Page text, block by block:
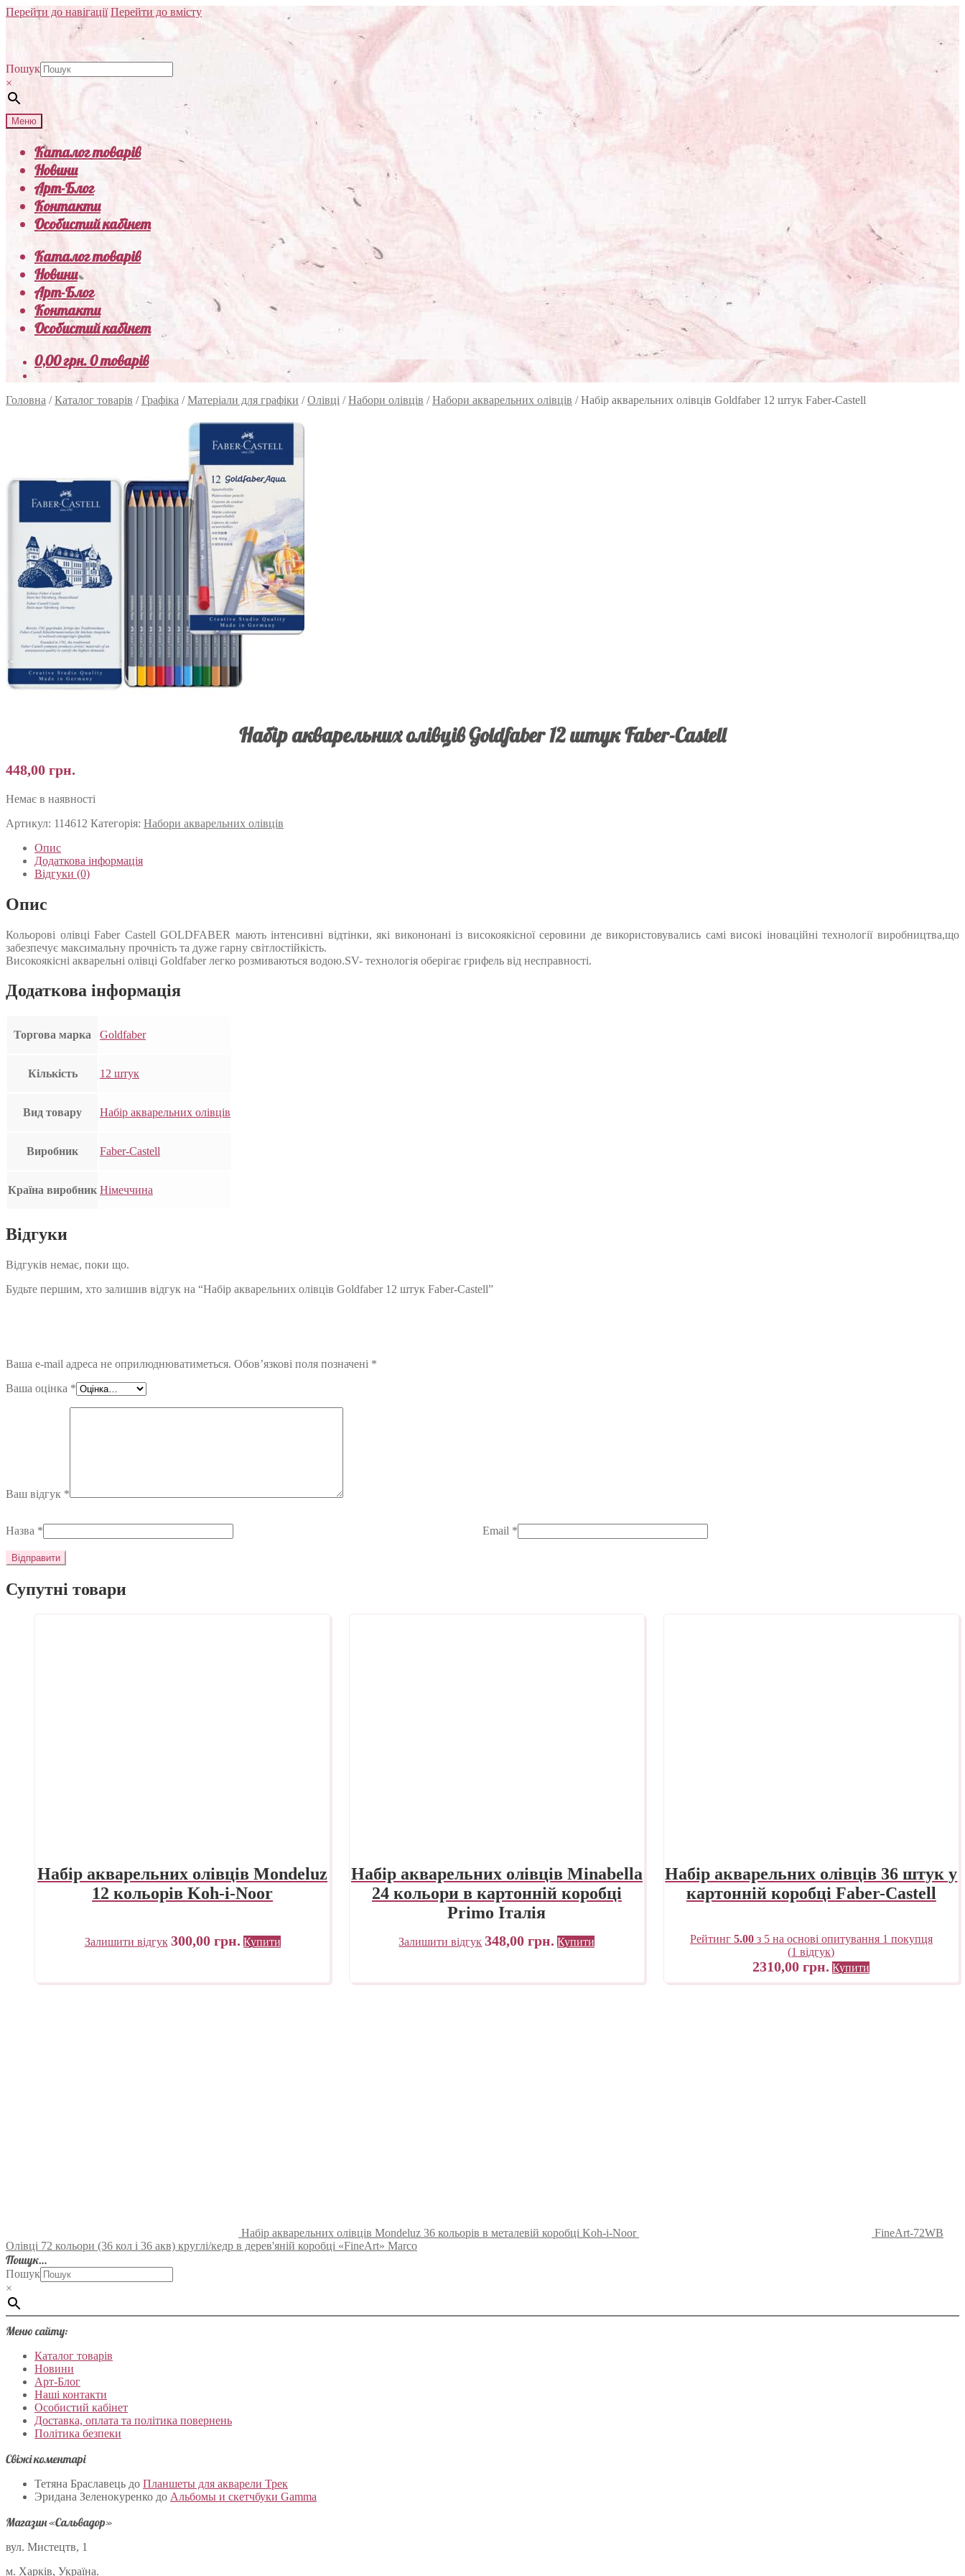
Перейти до навігації Перейти до вмісту
Пошук
×
Меню
Каталог товарів
Новини
Арт-Блог
Контакти
Особистий кабінет
Каталог товарів
Новини
Арт-Блог
Контакти
Особистий кабінет
0,00грн.0 товарів
Головна /Каталог товарів /Графіка /Матеріали для графіки /Олівці /Набори олівців /Набори акварельних олівців /Набір акварельних олівців Goldfaber 12 штук Faber-Castell
Набір акварельних олівців Goldfaber 12 штук Faber-Castell
448,00 грн.
Немає в наявності
Артикул: 114612 Категорія: Набори акварельних олівців
Опис
Додаткова інформація
Відгуки (0)
Опис
Кольорові олівці Faber Castell GOLDFABER мають інтенсивні відтінки, які викононані із високоякісної серовини де використовувались самі високі іноваційні технології виробництва,що
забезпечує максимальну прочність та дуже гарну світлостійкість.
Високоякісні акварельні олівці Goldfaber легко розмиваються водою.SV- технологія оберігає грифель від несправності.
Додаткова інформація
Торгова марка Goldfaber
Кількість 12 штук
Вид товару Набір акварельних олівців
Виробник Faber-Castell
Країна виробник Німеччина
Відгуки
Відгуків немає, поки що.
Будьте першим, хто залишив відгук на “Набір акварельних олівців Goldfaber 12 штук Faber-Castell”
Ваша e-mail адреса не оприлюднюватиметься. Обов’язкові поля позначені *
Ваша оцінка *
Ваш відгук *
Назва * Email *
Супутні товари
Набір акварельних олівців Mondeluz
12 кольорів Koh-i-Noor
Залишити відгук 300,00 грн. Купити
Набір акварельних олівців Minabella
24 кольори в картонній коробці
Primo Італія
Залишити відгук 348,00грн. Купити
Набір акварельних олівців 36 штук у
картонній коробці Faber-Castell
Рейтинг 5.00з 5 на основі опитування 1 покупця
(1 відгук)
2310,00грн. Купити
Набір акварельних олівців Mondeluz 36 кольорів в металевій коробці Koh-i-Noor
FineArt-72WB
Олівці 72 кольори (36 кол і 36 акв) круглі/кедр в дерев'яній коробці «FineArt» Marco
Пошук…
Пошук
×
Меню сайту:
Каталог товарів
Новини
Арт-Блог
Наші контакти
Особистий кабінет
Доставка, оплата та політика повернень
Політика безпеки
Свіжі коментарі
Тетяна Браславець до Планшеты для акварели Трек
Эридана Зеленокуренко до Альбомы и скетчбуки Gamma
Магазин «Сальвадор»
вул. Мистецтв, 1
м. Харків, Україна.